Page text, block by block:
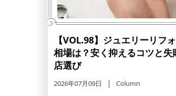
【VOL.98】ジュエリーリフ
相場は？安く抑えるコツと失
店選び
2026年07月09日
Column